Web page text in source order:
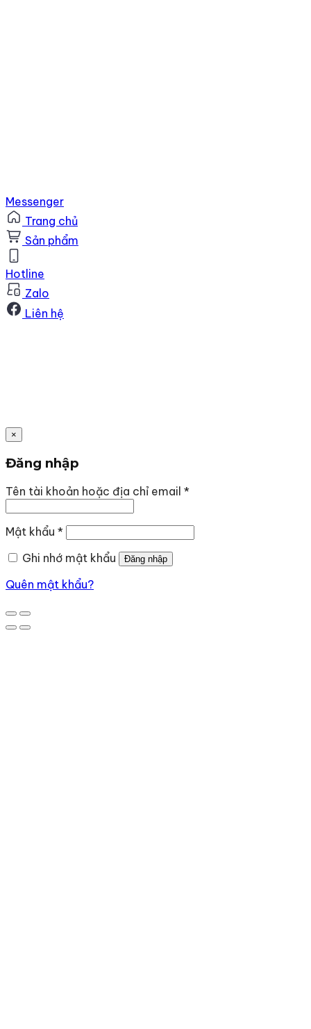
Messenger
Trang chủ
Sản phẩm
Hotline
Zalo
Liên hệ
×
Đăng nhập
Tên tài khoản hoặc địa chỉ email *Bắt
Mật khẩu *Bắt
buộc
Ghi nhớ mật khẩu
Đăng nhập
Quên mật khẩu?